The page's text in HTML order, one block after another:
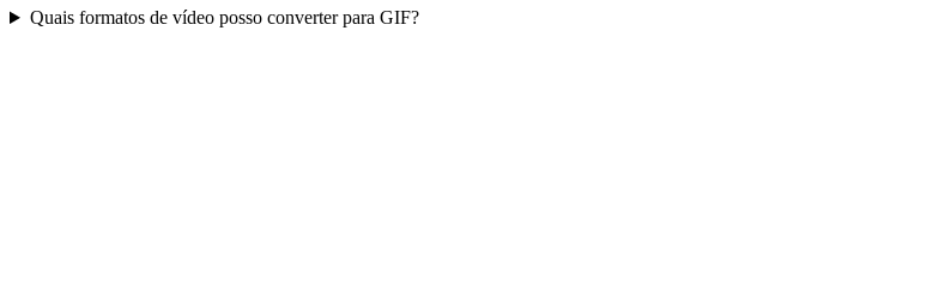
Quais formatos de vídeo posso converter para GIF?